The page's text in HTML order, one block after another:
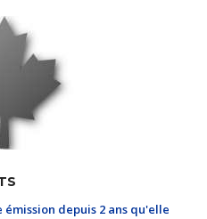
émission depuis 2 ans qu'elle